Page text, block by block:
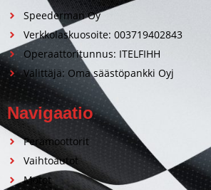
Speederman Oy
Verkkolaskuosoite: 003719402843
Operaattoritunnus: ITELFIHH
Välittäjä: Oma säästöpankki Oyj
Navigaatio
Perämoottorit
Vaihtoautot
Motot